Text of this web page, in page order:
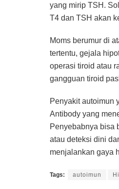
yang mirip TSH.
T4 dan TSH akan
Moms berumur di
tertentu, gejala
operasi tiroid atau
gangguan tiroid
Penyakit autoimun
Antibody yang
Penyebabnya bisa
atau deteksi dini
menjalankan gaya
Tags: autoimun